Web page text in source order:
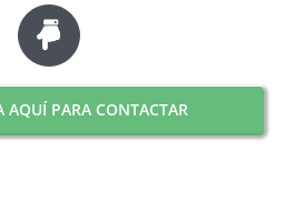
AQUÍ PARA CONTACTAR